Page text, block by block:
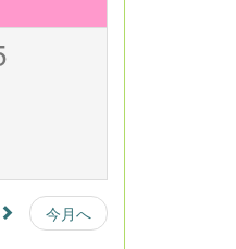
今月へ